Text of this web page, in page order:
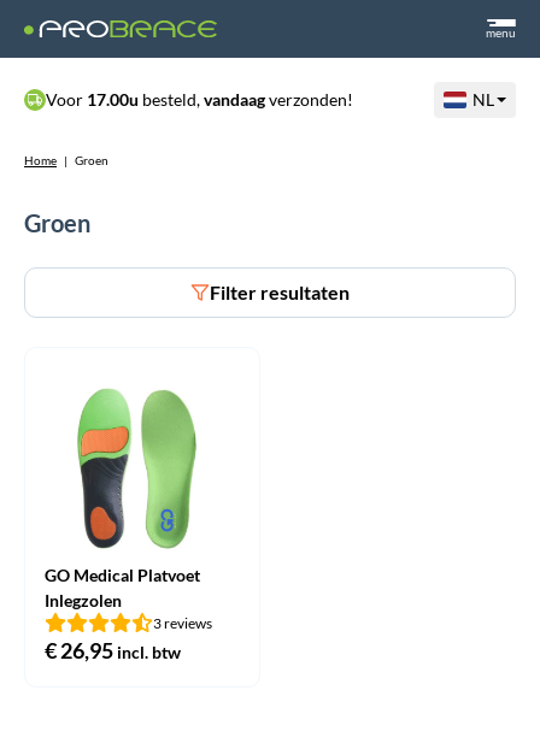
menu
Voor 17.00u besteld,vandaagverzonden! NL
Home | Groen
Groen
Filter resultaten
GO Medical Platvoet
Inlegzolen
3 reviews
€26,95 incl. btw